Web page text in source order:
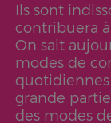
Ils sont
contribuera
On sait
modes de
grande
des modes